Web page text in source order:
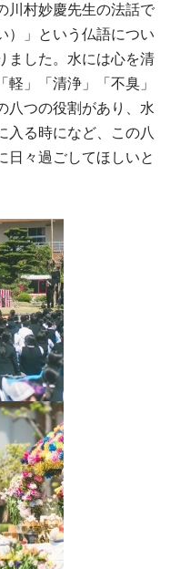
川村妙慶先生の法話で
）」という仏語につい
ました。水には心を清
」「清浄」「不臭」
八つの役割があり、水
入る時になど、この八
日々過ごしてほしいと